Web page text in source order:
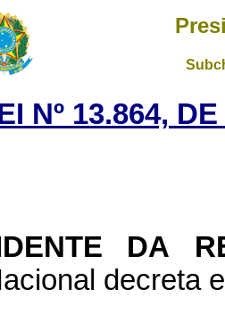
Nº 13.864,
DA
decreta